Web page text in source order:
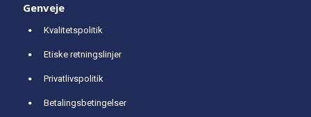
Genveje
Kvalitetspolitik
Etiske retningslinjer
Privatlivspolitik
Betalingsbetingelser